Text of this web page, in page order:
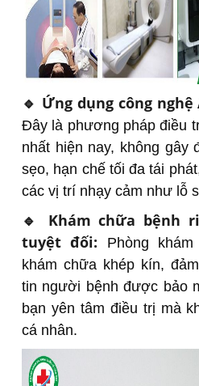
🔹 Ứng dụng công nghệ
Đây là phương pháp điều
nhất hiện nay, không gây
sẹo, hạn chế tối đa tái
các vị trí nhạy cảm như lỗ
🔹 Khám chữa bệnh
tuyệt đối: Phòng
khám chữa khép kín,
tin người bệnh được bảo
bạn yên tâm điều trị mà
cá nhân.